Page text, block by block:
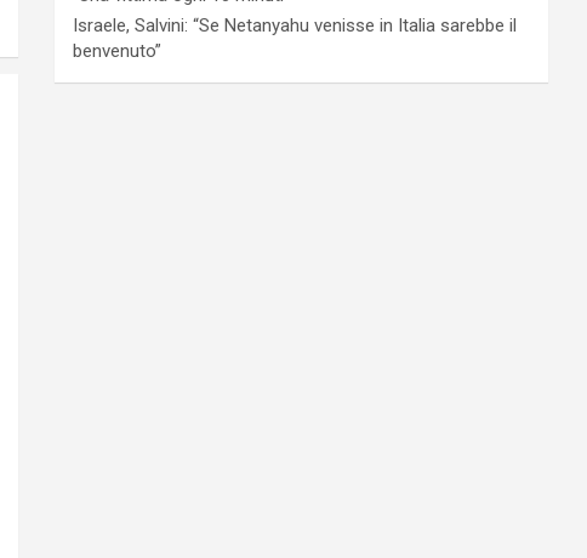
Israele, Salvini: “Se Netanyahu venisse in Italia sarebbe il
benvenuto”